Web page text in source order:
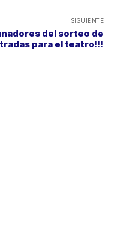
SIGUIENTE
del sorteo de
para el teatro!!!